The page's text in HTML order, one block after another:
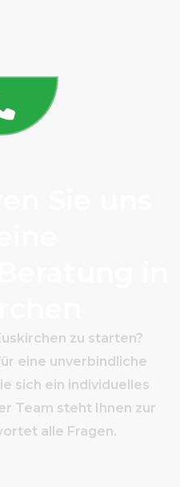
zu starten?
eine unverbindliche
sich ein individuelles
Team steht Ihnen zur
alle Fragen.